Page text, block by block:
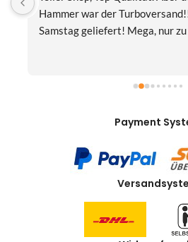
Hammer war der
Samstag geliefert! Mega, nur
Payment